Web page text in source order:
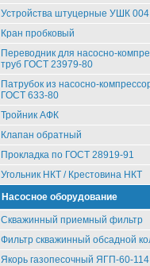
Устройства штуцерные УШК
Кран пробковый
Переводник для насосно-
труб ГОСТ 23979-80
Патрубок из насосно-
ГОСТ 633-80
Тройник АФК
Клапан обратный
Прокладка по ГОСТ 28919-91
Угольник НКТ / Крестовина НКТ
Насосное оборудование
Скважинный приемный фильтр
Фильтр скважинный обсадной
Якорь газопесочный ЯГП-60-